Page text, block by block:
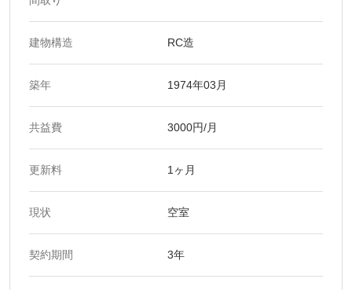
建物構造 RC造
築年 1974年03月
共益費 3000円/月
更新料 1ヶ月
現状 空室
契約期間 3年